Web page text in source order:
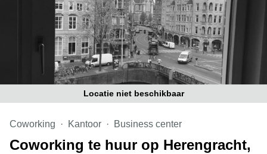
Amsterdam
Westpoort
Coworking
Breda
Coworking
in Arnhem
Locatie niet beschikbaar
Coworking Kantoor Business center
Coworking te huur op Herengracht,